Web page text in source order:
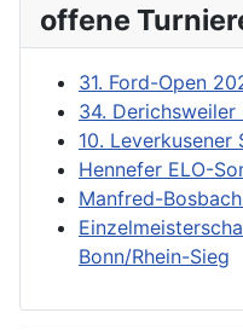
offene
31. Ford-Open
34. Derichsweiler
10.
Hennefer ELO-
Manfred-
Bonn/Rhein-Sieg